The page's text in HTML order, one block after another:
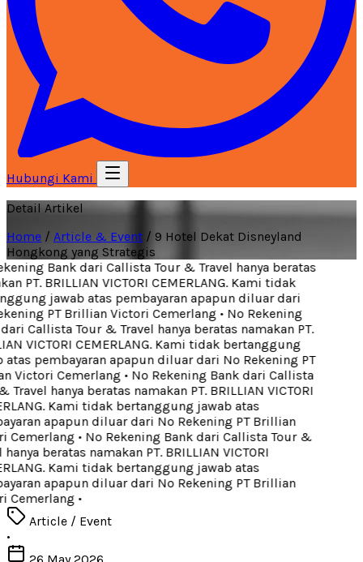
Hubungi Kami
Detail Artikel
Home / Article & Event / 9 Hotel Dekat Disneyland
Hongkong yang Strategis
Bank dari Callista Tour & Travel hanya beratas
PT. BRILLIAN VICTORI CEMERLANG. Kami tidak
jawab atas pembayaran apapun diluar dari
PT Brillian Victori Cemerlang• No Rekening
Callista Tour & Travel hanya beratas namakan PT.
VICTORI CEMERLANG. Kami tidak bertanggung
pembayaran apapun diluar dari No Rekening PT
Victori Cemerlang• No Rekening Bank dari Callista
hanya beratas namakan PT. BRILLIAN VICTORI
Kami tidak bertanggung jawab atas
apapun diluar dari No Rekening PT Brillian
Cemerlang• No Rekening Bank dari Callista Tour &
beratas namakan PT. BRILLIAN VICTORI
Kami tidak bertanggung jawab atas
apapun diluar dari No Rekening PT Brillian
Cemerlang•
Article / Event
•